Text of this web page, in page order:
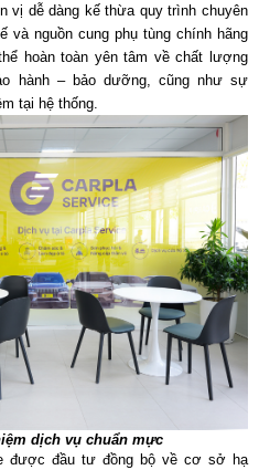
vị dễ dàng kế thừa quy trình chuyên
và nguồn cung phụ tùng chính hãng
hoàn toàn yên tâm về chất lượng
hành – bảo dưỡng, cũng như sự
tại hệ thống.
dịch vụ chuẩn mực
được đầu tư đồng bộ về cơ sở hạ